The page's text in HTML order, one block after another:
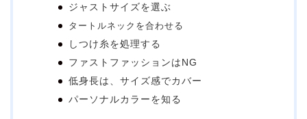
ジャストサイズを選ぶ
タートルネックを合わせる
しつけ糸を処理する
ファストファッションはNG
低身長は、サイズ感でカバー
パーソナルカラーを知る